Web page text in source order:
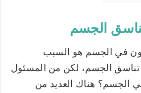
الجسم
في الجسم هو السبب
تناسق الجسم، لكن من المسئول
الجسم؟ هناك العديد من